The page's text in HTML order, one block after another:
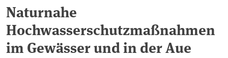
Naturnahe
Hochwasserschutzmaßnahmen
im Gewässer und in der Aue